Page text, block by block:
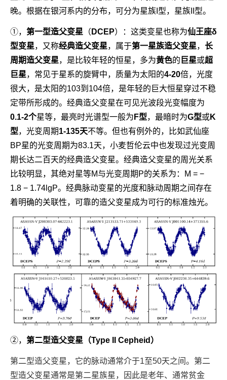
晚。根据在银河系内的分布，可分为星族I型，星族II型。
①， 第一型造父变星 （ DCEP） ：这类变星也称为仙王座δ
型变星，又称经典造父变星，属于第一星族造父变星， 长
周期造父变星，是比较年轻的恒星，多为黄色的 巨星或超
巨星，常见于星系的旋臂中，质量为太阳的4-20倍，光度
很大，是太阳的103到104倍，是年轻的巨大恒星穿过不稳
定带所形成的。经典造父变星在可见光波段光变幅度为
0.1-2个星等，最亮时光谱型一般为 F型，最暗时为G型或K
型，光变周期1-135天不等。但也有例外的，比如武仙座
BP星的光变周期为83.1天，小麦哲伦云中也发现过光变周
期长达二百天的经典造父变星。经典造父变星的周光关系
比较明显，其绝对星等M与光变周期P的关系为：M = −
1.8 − 1.74lgP。经典脉动变星的光度和脉动周期之间存在
着明确的关联性，可靠的造父变星成为可行的标准烛光。
②， 第二型造父变星 （Type II Cepheid）
第二型造父变星，它的脉动通常介于1至50天之间。第二
型造父变星通常是第二星族星，因此是老年、通常贫金